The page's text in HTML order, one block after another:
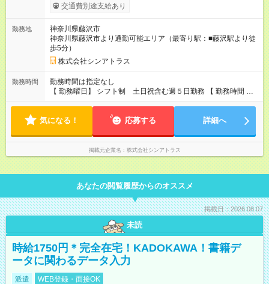
交通費別途支給あり
勤務地
神奈川県藤沢市
神奈川県藤沢市より通勤可能エリア（最寄り駅：■藤沢駅より徒
歩5分）
株式会社シンアトラス
勤務時間
勤務時間は指定なし
【 勤務曜日】 シフト制 土日祝含む週５日勤務 【 勤務時間 】
・ 9：00～20：00（実働8h／休憩１h） ※残業ほとんどありま
気になる！ 応募する 詳細へ
掲載元企業名 株式会社シンアトラス
あなたの閲覧履歴からのオススメ
掲載日：2026.08.07
未読
時給1750円＊完全在宅！KADOKAWA！書籍デ
ータに関わるデータ入力
派遣 WEB登録・面接OK